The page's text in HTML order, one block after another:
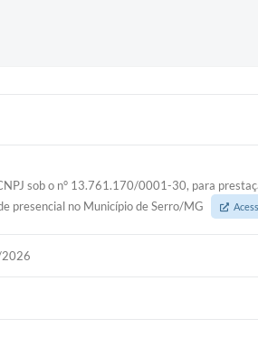
sob o n° 13.761.170/0001-30, para
presencial no Município de Serro/MG